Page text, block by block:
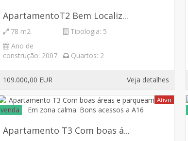
ApartamentoT2 Bem Localiz...
78 m2 Tipologia: 5
Ano de
construção: 2007 Quartos: 2
109.000,00 EUR Veja detalhes
Ativo
venda
Apartamento T3 Com boas á...